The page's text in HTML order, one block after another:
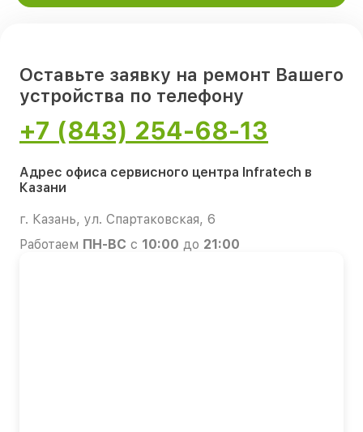
Оставьте заявку на ремонт Вашего
устройства по телефону
+7 (843) 254-68-13
Адрес офиса сервисного центра Infratech в
Казани
г. Казань, ул. Спартаковская, 6
Работаем ПН-ВС с 10:00 до 21:00